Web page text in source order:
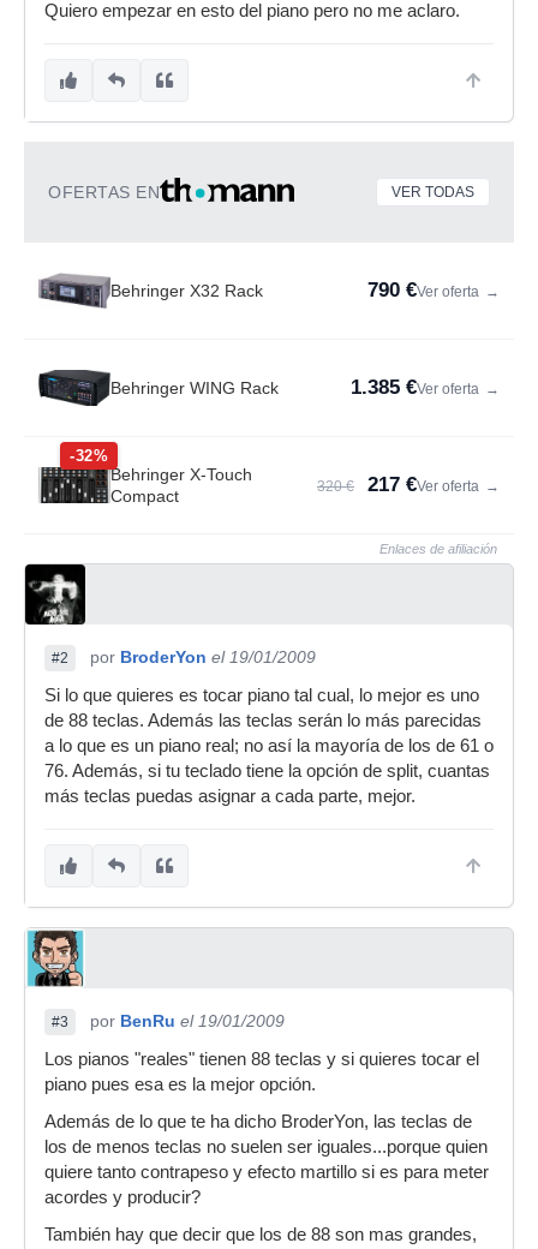
Quiero empezar en esto del piano pero no me aclaro.
OFERTAS EN VER TODAS
Behringer X32 Rack 790 €Ver oferta →
Behringer WING Rack 1.385 €Ver oferta →
-32%
Behringer X-Touch
Compact
320 € 217 €Ver oferta →
Enlaces de afiliación
#2 por BroderYon el 19/01/2009
Si lo que quieres es tocar piano tal cual, lo mejor es uno
de 88 teclas. Además las teclas serán lo más parecidas
a lo que es un piano real; no así la mayoría de los de 61 o
76. Además, si tu teclado tiene la opción de split, cuantas
más teclas puedas asignar a cada parte, mejor.
#3 por BenRu el 19/01/2009
Los pianos "reales" tienen 88 teclas y si quieres tocar el
piano pues esa es la mejor opción.
Además de lo que te ha dicho BroderYon, las teclas de
los de menos teclas no suelen ser iguales...porque quien
quiere tanto contrapeso y efecto martillo si es para meter
acordes y producir?
También hay que decir que los de 88 son mas grandes,